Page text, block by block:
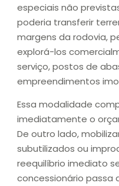
especiais não
poderia transferir
margens da rodovia,
explorá-los
serviço, postos de
empreendimentos
Essa modalidade
imediatamente o
De outro lado,
subutilizados ou
reequilíbrio imediato
concessionário passa